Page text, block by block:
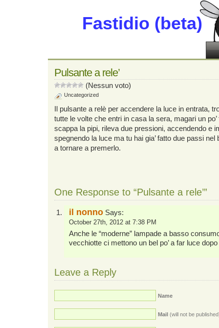
Fastidio (beta)
Pulsante a rele’
(Nessun voto)
Uncategorized
Il pulsante a relè per accendere la luce in entrata,
tutte le volte che entri in casa la sera, magari un
scappa la pipi, rileva due pressioni, accendendo e
spegnendo la luce ma tu hai gia’ fatto due passi nel
a tornare a premerlo.
One Response to “Pulsante a rele’”
il nonno Says:
October 27th, 2012 at 7:38 PM
Anche le “moderne” lampade a basso
vecchiotte ci mettono un bel po’ a far luce
Leave a Reply
Name
Mail (will not be